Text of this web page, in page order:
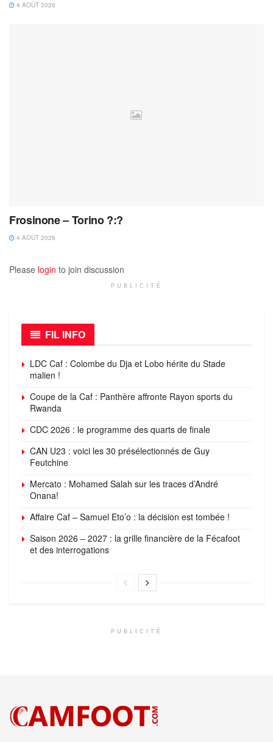
4 AOÛT 2026
Frosinone – Torino ?:?
4 AOÛT 2026
Please login to join discussion
PUBLICITÉ
FIL INFO
LDC Caf : Colombe du Dja et Lobo hérite du Stade
malien !
Coupe de la Caf : Panthère affronte Rayon sports du
Rwanda
CDC 2026 : le programme des quarts de finale
CAN U23 : voici les 30 présélectionnés de Guy
Feutchine
Mercato : Mohamed Salah sur les traces d’André
Onana!
Affaire Caf – Samuel Eto’o : la décision est tombée !
Saison 2026 – 2027 : la grille financière de la Fécafoot
et des interrogations
PUBLICITÉ